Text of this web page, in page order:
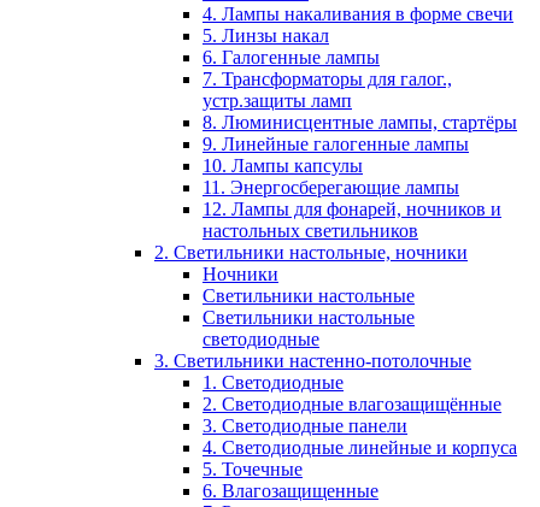
4. Лампы накаливания в форме свечи
5. Линзы накал
6. Галогенные лампы
7. Трансформаторы для галог.,
устр.защиты ламп
8. Люминисцентные лампы, стартёры
9. Линейные галогенные лампы
10. Лампы капсулы
11. Энергосберегающие лампы
12. Лампы для фонарей, ночников и
настольных светильников
2. Светильники настольные, ночники
Ночники
Светильники настольные
Светильники настольные
светодиодные
3. Светильники настенно-потолочные
1. Светодиодные
2. Светодиодные влагозащищённые
3. Светодиодные панели
4. Светодиодные линейные и корпуса
5. Точечные
6. Влагозащищенные